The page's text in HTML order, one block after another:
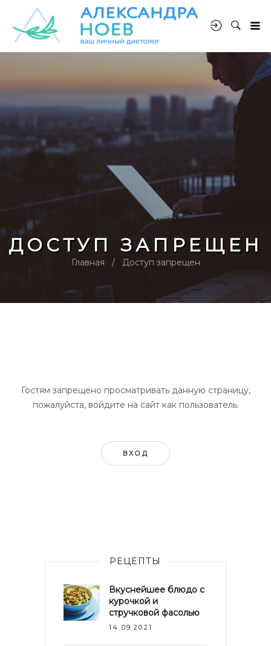
ДОСТУП ЗАПРЕЩЕН
Главная Доступ запрещен
Гостям запрещено просматривать данную страницу,
пожалуйста, войдите на сайт как пользователь.
ВХОД
РЕЦЕПТЫ
Вкуснейшее блюдо с
курочкой и
стручковой фасолью
14.09.2021